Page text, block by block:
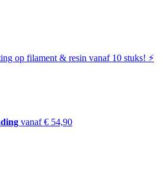
op filament & resin vanaf 10 stuks! ⚡️
vanaf € 54,90